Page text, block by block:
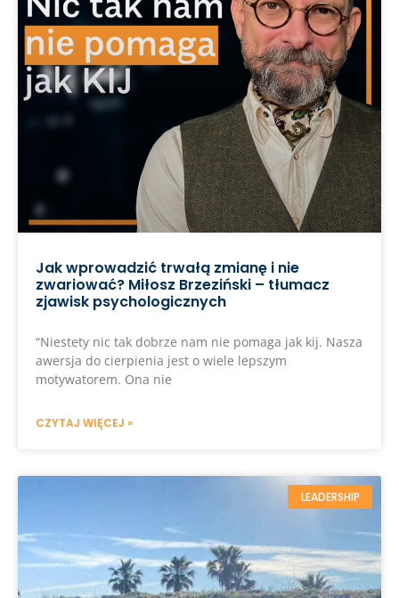
Jak wprowadzić trwałą zmianę i nie
zwariować? Miłosz Brzeziński – tłumacz
zjawisk psychologicznych
“Niestety nic tak dobrze nam nie pomaga jak kij. Nasza
awersja do cierpienia jest o wiele lepszym
motywatorem. Ona nie
CZYTAJ WIĘCEJ »
LEADERSHIP